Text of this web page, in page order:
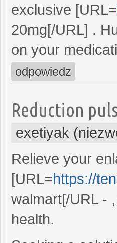
exclusive [URL=
20mg[/URL] .
on your
odpowiedz
Reduction
exetiyak
Relieve your
[URL=https://
walmart[/URL -
health.